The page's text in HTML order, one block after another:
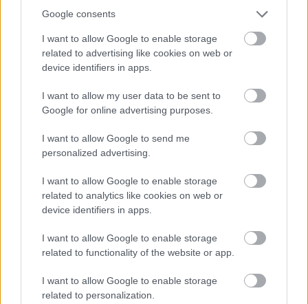
Google consents
I want to allow Google to enable storage
related to advertising like cookies on web or
device identifiers in apps.
I want to allow my user data to be sent to
Google for online advertising purposes.
I want to allow Google to send me
personalized advertising.
I want to allow Google to enable storage
related to analytics like cookies on web or
device identifiers in apps.
I want to allow Google to enable storage
related to functionality of the website or app.
I want to allow Google to enable storage
related to personalization.
szóba is hoztuk, és az volt a válasz, hogy ez
mégiscsak a fősodorról és a lap történetéről szól,
úgyhogy végül mindössze egy levél került bele
Kaffka Margittól, de több nő által írt szöveg nem.
kötődtek még a Nyugathoz, elkezdtem foglalkozni
ezzel, és egyszer csak felhívott Mácsai Pál, hogy ő is
valami színpadi anyagot összerakni ebből. Úgyhogy
nekiláttam, és majdnem két évig olvastam,
válogattam, majd egy idő után bekapcsolódott a
munkába Mácsai Pál, aki a nőNyugat rendezője,
illetve Ari-Nagy Barbara dramaturg is, akinek
nagyon sokat köszönhet a végleges példány és az
előadás" - árulta elBíró Kriszta , akinek nyáron
jelent meg harmadik saját, Fércmű című kötete.
"Nem szoktam azt mondani magamról, hogy író
vagyok. Nehéz önmagamat definiálni, mert